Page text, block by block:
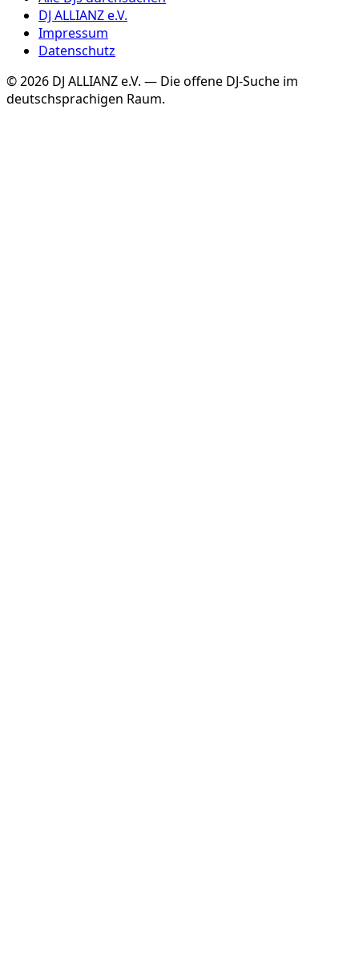
DJ ALLIANZ e.V.
Impressum
Datenschutz
©2026 DJ ALLIANZ e.V. — Die offene DJ-Suche im
deutschsprachigen Raum.